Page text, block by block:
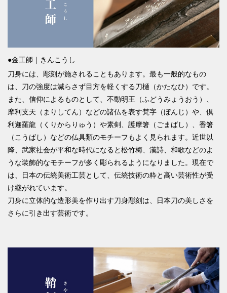
●金工師｜きんこうし
刀身には、彫刻が施されることもあります。最も一般的なもの
は、刀の強度は減らさず目方を軽くする刀樋（かたなひ）です。
また、信仰によるものとして、不動明王（ふどうみょうおう）、
摩利支天（まりしてん）などの諸仏を表す梵字（ぼんじ）や、倶
利迦羅龍（くりからりゅう）や素剣、護摩箸（ごまばし）、香箸
（こうばし）などの仏具類のモチーフもよく見られます。近世以
降、武家社会が平和な時代になると松竹梅、漢詩、和歌などのよ
うな装飾的なモチーフが多く彫られるようになりました。現在で
は、日本の伝統美術工芸として、伝統技術の粋と高い芸術性が受
け継がれています。
刀身に立体的な造形美を作り出す刀身彫刻は、日本刀の美しさを
さらに引き出す芸術です。